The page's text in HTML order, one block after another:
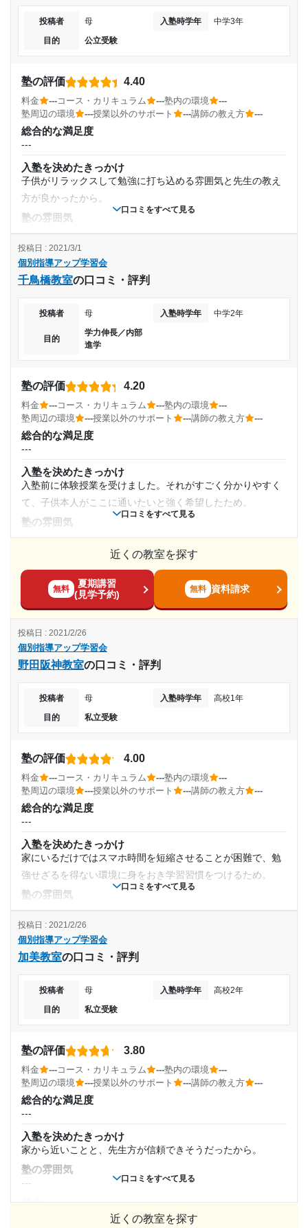
---
---
1日あたりの授業時間
月額料金
---
目的の達成度
達成
目的の達成理由
塾が、楽しい、わかりやすいと子供が言っています。ま
志望校と合格状況
---
授業以外のサポート
(相談・面談、家庭学習のサポート、授業以外のコミュニケーション等)
面談、季節毎のイベント
通塾期間
---
中学2年
受講コース
---
通塾頻度
---
1日あたりの授業時間
月額料金
---
目的の達成度
達成
苦手な国語が少しだが克服できた。
志望校と合格状況
個別指導アップ学習会 園田教室の口コミをもっと見る
口コミをすべて見る
投稿者 母 入塾時学年
中学3年
目的
公立受験
塾の評価 4.40
料金 ---コース・カリキュラム ---塾内の環境
---
塾周辺の環境
---授業以外のサポート ---講師の教え方 ---
総合的な満足度
---
入塾を決めたきっかけ
子供がリラックスして勉強に打ち込める雰囲気と先生の教え
方が良かったから。
塾の雰囲気
料金
---
コース・カリキュラム
講師の教え方
塾周辺の環境
特になし。
授業以外のサポート
(相談・面談、家庭学習のサポート、授業以外のコミュニケーション等)
先生との面談があり 苦手教科の科目などの確認が出来ると
利用詳細
---
中学3年
---
---
月額料金
---
目的の達成度
目的の達成理由
個別指導アップ学習会 伊丹教室の口コミをもっと見る
口コミをすべて見る
個別指導アップ学習会
千鳥橋教室の口コミ・評判
投稿日 : 2021/3/1
投稿者 母 入塾時学年 中学2年
目的
学力伸長／内部
進学
塾の評価 4.20
料金 ---コース・カリキュラム ---塾内の環境
---
塾周辺の環境
---授業以外のサポート ---講師の教え方 ---
総合的な満足度
---
入塾を決めたきっかけ
入塾前に体験授業を受けました。それがすごく分かりやすく
て、子供本人がここに通いたいと強く希望したため。
塾の雰囲気
---
コース・カリキュラム
充実プラン
---
塾内の環境
---
大通り沿いですが、そこまでうるさくなく、駅も近くて比較
的、人通りも多く安心です。
定期的に面談があり、今後のプランをしっかり話してくれる
ところ。
利用詳細
通塾期間
---
入塾時の学年
受講コース
通塾頻度
1日あたりの授業時間
---
月額料金
---
近くの教室を探す
無料
夏期講習
(見学予約)
無料 資料請求
口コミをすべて見る
個別指導アップ学習会
野田阪神教室の口コミ・評判
投稿日 : 2021/2/26
投稿者 母 入塾時学年
高校1年
目的
私立受験
塾の評価 4.00
料金 ---コース・カリキュラム ---塾内の環境
---
塾周辺の環境
---授業以外のサポート ---講師の教え方 ---
総合的な満足度
---
入塾を決めたきっかけ
家にいるだけではスマホ時間を短縮させることが困難で、勉
強せざるを得ない環境に身をおき学習習慣をつけるため。
塾の雰囲気
料金
---
コース・カリキュラム
講師の教え方
塾周辺の環境
大通りに面していて周りに店舗も多いので日が暮れてからも
人通りが多く街灯も明るい。
授業以外のサポート
先生から生徒に挨拶してくれるところが良い。
利用詳細
通塾期間
口コミをすべて見る
個別指導アップ学習会
加美教室の口コミ・評判
投稿日 : 2021/2/26
投稿者 母 入塾時学年
高校2年
目的
私立受験
塾の評価 3.80
料金 ---コース・カリキュラム ---塾内の環境
---
塾周辺の環境
---授業以外のサポート ---講師の教え方 ---
総合的な満足度
---
入塾を決めたきっかけ
家から近いことと、先生方が信頼できそうだったから。
塾の雰囲気
---
近くの教室を探す